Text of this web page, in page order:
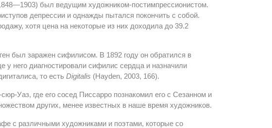
был ведущим художником-постимпрессионистом.
депрессии и однажды пытался покончить с собой.
хотя цена на некоторые из них доходила до 39.2
был заражен сифилисом. В 1892 году он обратился в
у него диагностировали сифилис сердца и назначили
то есть Digitalis (Hayden, 2003, 166).
Уаз, где его сосед Писсарро познакомил его с Сезанном и
других, менее известных в наше время художников.
с различными художниками и поэтами, которые со